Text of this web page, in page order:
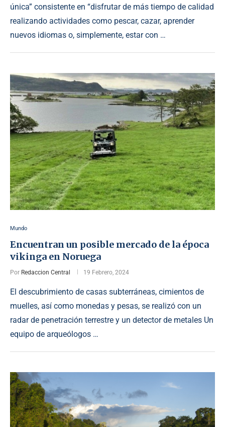
única” consistente en “disfrutar de más tiempo de calidad
realizando actividades como pescar, cazar, aprender
nuevos idiomas o, simplemente, estar con …
Mundo
Encuentran un posible mercado de la época
vikinga en Noruega
Por Redaccion Central 19 Febrero, 2024
El descubrimiento de casas subterráneas, cimientos de
muelles, así como monedas y pesas, se realizó con un
radar de penetración terrestre y un detector de metales Un
equipo de arqueólogos …